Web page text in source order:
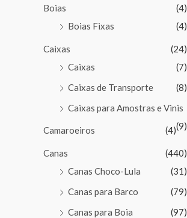
Boias
(4)
Boias Fixas
(4)
Caixas
(24)
Caixas
(7)
Caixas de Transporte
(8)
Caixas para Amostras e Vinis
(9)
Camaroeiros (4)
Canas
(440)
Canas Choco-Lula
(31)
Canas para Barco
(79)
Canas para Boia
(97)